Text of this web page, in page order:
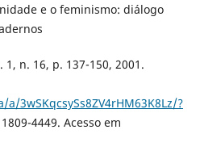
e o feminismo: diálogo
n. 16, p. 137-150, 2001.
3wSKqcsySs8ZV4rHM63K8Lz/?
4449. Acesso em